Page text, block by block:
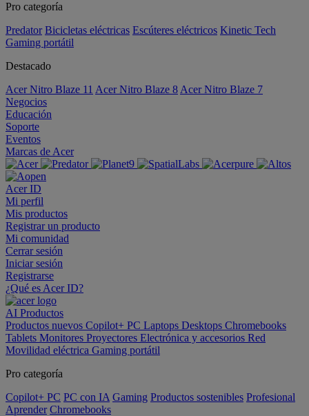
Pro categoría
Predator Bicicletas eléctricas Escúteres eléctricos Kinetic Tech
Gaming portátil
Destacado
Acer Nitro Blaze 11 Acer Nitro Blaze 8 Acer Nitro Blaze 7
Negocios
Educación
Soporte
Eventos
Marcas de Acer
Acer ID
Mi perfil
Mis productos
Registrar un producto
Mi comunidad
Cerrar sesión
Iniciar sesión
Registrarse
¿Qué es Acer ID?
AI Productos
Productos nuevos Copilot+ PC Laptops Desktops Chromebooks
Tablets Monitores Proyectores Electrónica y accesorios Red
Movilidad eléctrica Gaming portátil
Pro categoría
Copilot+ PC PC con IA Gaming Productos sostenibles Profesional
Aprender Chromebooks